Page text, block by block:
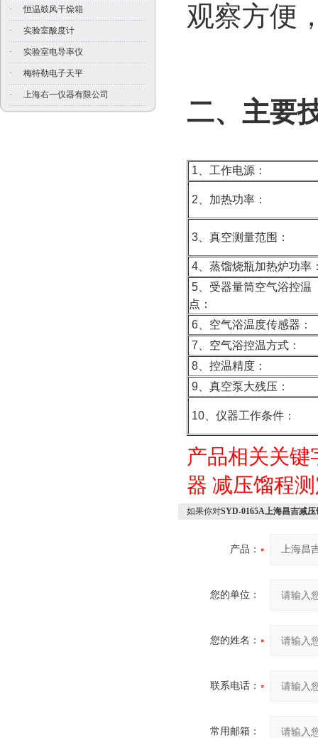
· 恒温鼓风干燥箱
· 实验室酸度计
· 实验室电导率仪
· 梅特勒电子天平
· 上海右一仪器有限公司
观察方便
二、主要
1、工作电源：
2、加热功率：
3、真空测量范围：
4、蒸馏烧瓶加热炉功率
5、受器量筒空气浴控温
点：
6、空气浴温度传感器：
7、空气浴控温方式：
8、控温精度：
9、真空泵大残压：
10、仪器工作条件：
产品相关关
器 减压馏程
如果你对SYD-0165A上海昌吉减
产品：
您的单位：
您的姓名：
联系电话：
常用邮箱：